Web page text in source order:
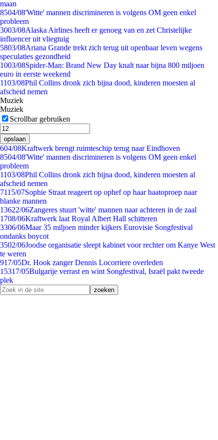
maan
8504/08'Witte' mannen discrimineren is volgens OM geen enkel
probleem
3003/08Alaska Airlines heeft er genoeg van en zet Christelijke
influencer uit vliegtuig
5803/08Ariana Grande trekt zich terug uit openbaar leven wegens
speculaties gezondheid
1003/08Spider-Man: Brand New Day knalt naar bijna 800 miljoen
euro in eerste weekend
1103/08Phil Collins dronk zich bijna dood, kinderen moesten al
afscheid nemen
Muziek
Muziek
Scrollbar gebruiken
opslaan
604/08Kraftwerk brengt ruimteschip terug naar Eindhoven
8504/08'Witte' mannen discrimineren is volgens OM geen enkel
probleem
1103/08Phil Collins dronk zich bijna dood, kinderen moesten al
afscheid nemen
7115/07Sophie Straat reageert op ophef op haar haatoproep naar
blanke mannen
13622/06Zangeres stuurt 'witte' mannen naar achteren in de zaal
1708/06Kraftwerk laat Royal Albert Hall schitteren
3306/06Maar 35 miljoen minder kijkers Eurovisie Songfestival
ondanks boycot
3502/06Joodse organisatie sleept kabinet voor rechter om Kanye West
te weren
917/05Dr. Hook zanger Dennis Locorriere overleden
15317/05Bulgarije verrast en wint Songfestival, Israël pakt tweede
plek